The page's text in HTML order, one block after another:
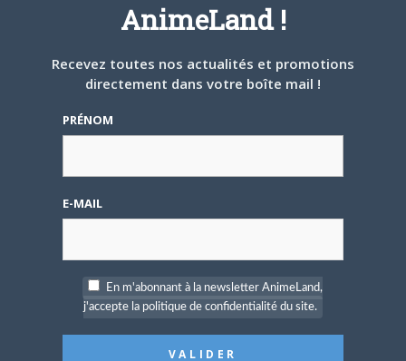
My Hero
42 850 000
7 Oshi no Ko 16
550 000
Chainsawman 17
500 000
12
JOJOLands 3
340 000
Dragon Ball
Super
23 270 000
15 RÉEL 16 250 000
AnimeLand !
Recevez toutes nos actualités et promotions
directement dans votre boîte mail !
PRÉNOM
E-MAIL
En m'abonnant à la newsletter AnimeLand,
j'accepte la politique de confidentialité du site.